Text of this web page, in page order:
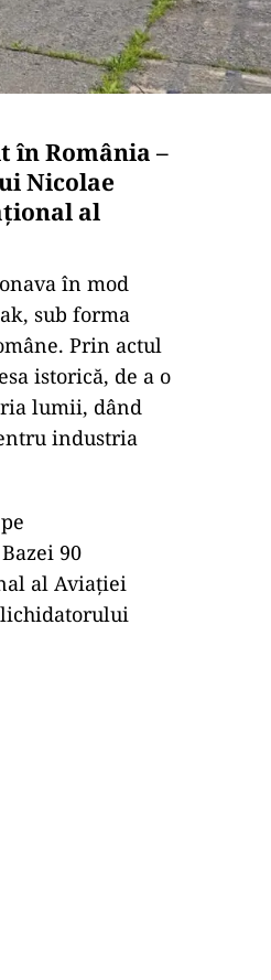
în România –
Nicolae
al
în mod
sub forma
Prin actul
istorică, de a o
lumii, dând
industria
90
al Aviației